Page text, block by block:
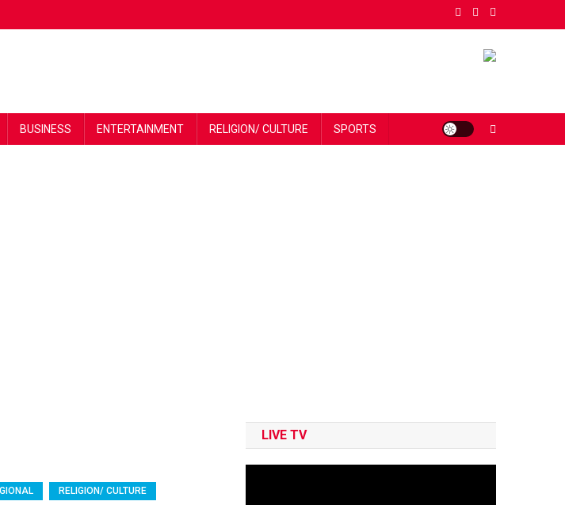
BUSINESS ENTERTAINMENT RELIGION/ CULTURE SPORTS
RELIGION/ CULTURE
LIVE TV